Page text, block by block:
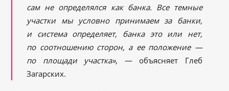
сам не определялся как банка. Все темные
участки мы условно принимаем за банки,
и система определяет, банка это или нет,
по соотношению сторон, а ее положение —
по площади участка», — объясняет Глеб
Загарских.